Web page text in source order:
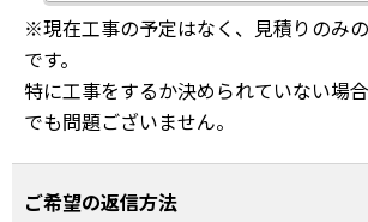
※現在工事の予定はなく、見積りのみ
です。
特に工事をするか決められていない場
でも問題ございません。
ご希望の返信方法